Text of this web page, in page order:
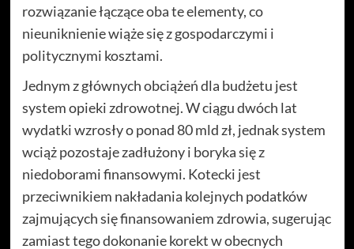
rozwiązanie łączące oba te elementy, co
nieuniknienie wiąże się z gospodarczymi i
politycznymi kosztami.
Jednym z głównych obciążeń dla budżetu jest
system opieki zdrowotnej. W ciągu dwóch lat
wydatki wzrosły o ponad 80 mld zł, jednak system
wciąż pozostaje zadłużony i boryka się z
niedoborami finansowymi. Kotecki jest
przeciwnikiem nakładania kolejnych podatków
zajmujących się finansowaniem zdrowia, sugerując
zamiast tego dokonanie korekt w obecnych